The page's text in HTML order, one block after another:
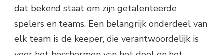
dat bekend staat om zijn getalenteerde
spelers en teams. Een belangrijk onderdeel van
elk team is de keeper, die verantwoordelijk is